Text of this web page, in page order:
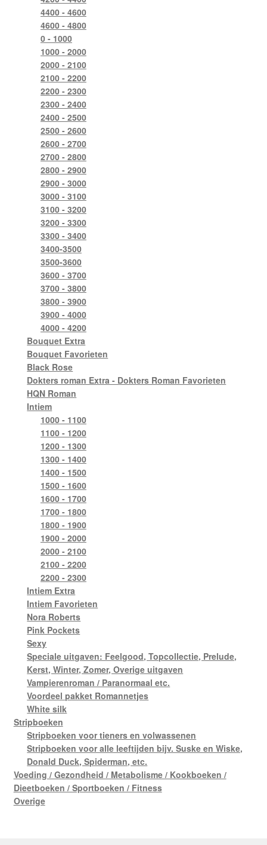
4400 - 4600
4600 - 4800
0 - 1000
1000 - 2000
2000 - 2100
2100 - 2200
2200 - 2300
2300 - 2400
2400 - 2500
2500 - 2600
2600 - 2700
2700 - 2800
2800 - 2900
2900 - 3000
3000 - 3100
3100 - 3200
3200 - 3300
3300 - 3400
3400-3500
3500-3600
3600 - 3700
3700 - 3800
3800 - 3900
3900 - 4000
4000 - 4200
Bouquet Extra
Bouquet Favorieten
Black Rose
Dokters roman Extra - Dokters Roman Favorieten
HQN Roman
Intiem
1000 - 1100
1100 - 1200
1200 - 1300
1300 - 1400
1400 - 1500
1500 - 1600
1600 - 1700
1700 - 1800
1800 - 1900
1900 - 2000
2000 - 2100
2100 - 2200
2200 - 2300
Intiem Extra
Intiem Favorieten
Nora Roberts
Pink Pockets
Sexy
Speciale uitgaven: Feelgood, Topcollectie, Prelude,
Kerst, Winter, Zomer, Overige uitgaven
Vampierenroman / Paranormaal etc.
Voordeel pakket Romannetjes
White silk
Stripboeken
Stripboeken voor tieners en volwassenen
Stripboeken voor alle leeftijden bijv. Suske en Wiske,
Donald Duck, Spiderman, etc.
Voeding / Gezondheid / Metabolisme / Kookboeken /
Dieetboeken / Sportboeken / Fitness
Overige